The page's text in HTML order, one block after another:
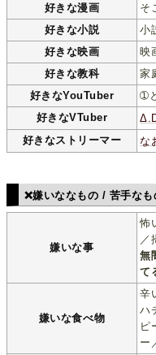
好きな漫画
そ
好きな小説
小
好きな映画
映
好きな教科
家
好きなYouTuber
➀
好きなVTuber
好きなストリーマー
な
❌嫌いななもの / 苦手なも
嫌いな事
怖
／
無
て
嫌いな食べ物
辛
ハ
ピ
ー